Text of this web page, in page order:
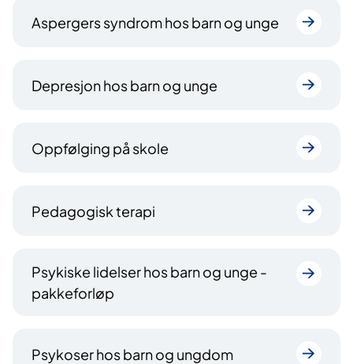
Aspergers syndrom hos barn og unge
Depresjon hos barn og unge
Oppfølging på skole
Pedagogisk terapi
Psykiske lidelser hos barn og unge -
pakkeforløp
Psykoser hos barn og ungdom